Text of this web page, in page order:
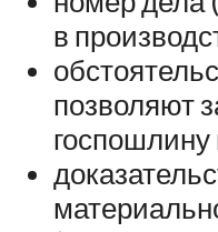
в
позволяют